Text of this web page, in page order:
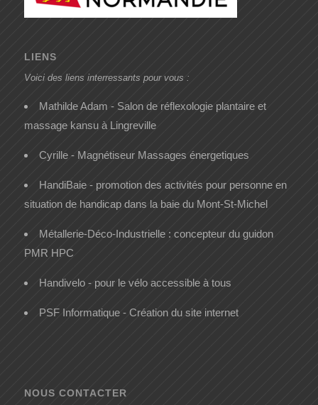
LIENS
Voici des liens interressants pour vous :
Mathilde Adam - Salon de réflexologie plantaire et
massage kansu à Lingreville
Cyrille - Magnétiseur Massages énergetiques
HandiBaie - promotion des activités pour personne en
situation de handicap dans la baie du Mont-St-Michel
Métallerie-Déco-Industrielle : concepteur du guidon
PMR HPC
Handivelo - pour le vélo accessible à tous
PSF Informatique - Création du site internet
NOUS CONTACTER